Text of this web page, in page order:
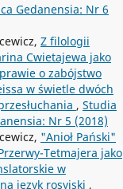
Gedanensia: Nr 6
Z filologii
Cwietajewa jako
o zabójstwo
w świetle dwóch
, Studia
Nr 5 (2018)
"Anioł Pański"
Tetmajera jako
w
język rosyjski ,